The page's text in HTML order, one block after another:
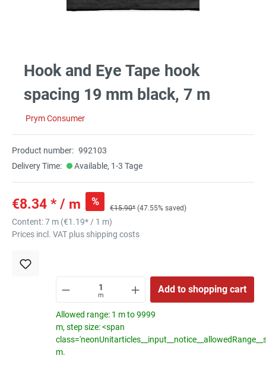
Hook and Eye Tape hook
spacing 19 mm black, 7 m
Prym Consumer
Product number: 992103
Delivery Time:
Available, 1-3 Tage
€8.34 * / m %
€15.90* (47.55% saved)
Content:7 m (€1.19* / 1 m)
Prices incl. VAT plus shipping costs
m
Add to shopping cart
Allowed range: 1 m to 9999
m, step size: <span
m.